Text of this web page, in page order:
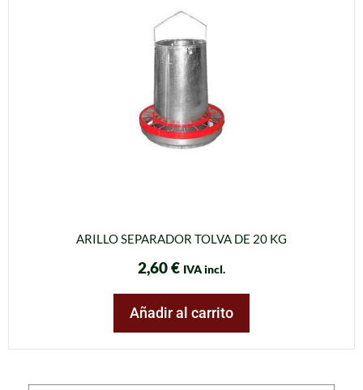
ARILLO SEPARADOR TOLVA DE 20 KG
2,60€ IVA incl.
Añadir al carrito